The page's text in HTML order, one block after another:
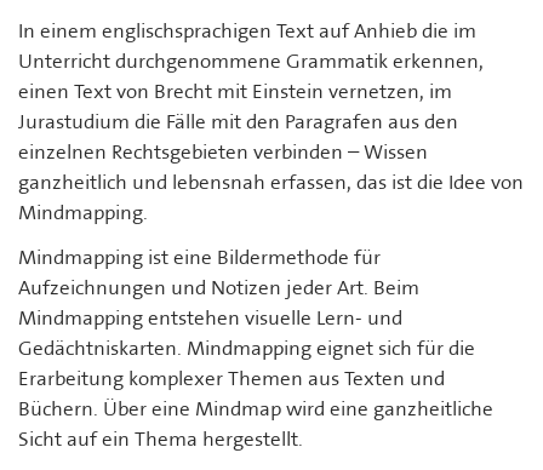
In einem englischsprachigen Text auf Anhieb die im
Unterricht durchgenommene Grammatik erkennen,
einen Text von Brecht mit Einstein vernetzen, im
Jurastudium die Fälle mit den Paragrafen aus den
einzelnen Rechtsgebieten verbinden – Wissen
ganzheitlich und lebensnah erfassen, das ist die Idee von
Mindmapping.
Mindmapping ist eine Bildermethode für
Aufzeichnungen und Notizen jeder Art. Beim
Mindmapping entstehen visuelle Lern- und
Gedächtniskarten. Mindmapping eignet sich für die
Erarbeitung komplexer Themen aus Texten und
Büchern. Über eine Mindmap wird eine ganzheitliche
Sicht auf ein Thema hergestellt.